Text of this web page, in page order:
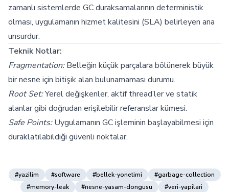
zamanlı sistemlerde GC duraksamalarının deterministik
olması, uygulamanın hizmet kalitesini (SLA) belirleyen ana
unsurdur.
Teknik Notlar:
Fragmentation:Belleğin küçük parçalara bölünerek büyük
bir nesne için bitişik alan bulunamaması durumu.
Root Set:Yerel değişkenler, aktif thread’ler ve statik
alanlar gibi doğrudan erişilebilir referanslar kümesi.
Safe Points:Uygulamanın GC işleminin başlayabilmesi için
duraklatılabildiği güvenli noktalar.
#yazilim #software #bellek-yonetimi
#garbage-collection
#memory-leak
#nesne-yasam-dongusu
#veri-yapilari